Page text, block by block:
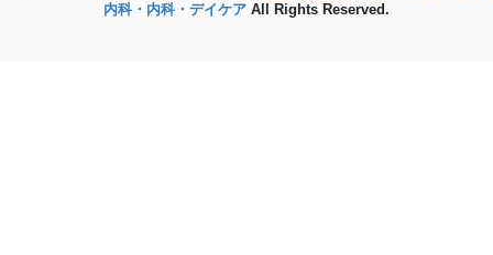
内科・内科・デイケア All Rights Reserved.